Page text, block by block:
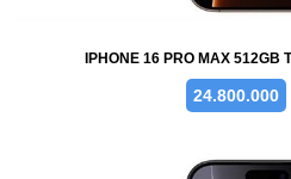
IPHONE 16 PRO MAX 512GB
24.800.000